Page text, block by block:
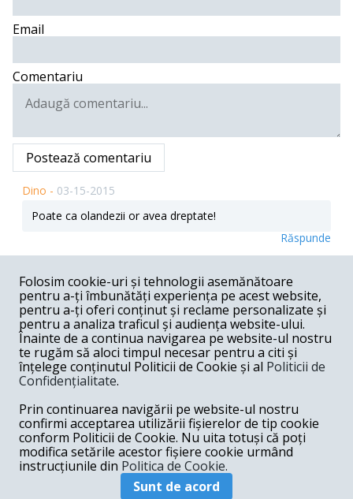
Email
Comentariu
Postează comentariu
Dino - 03-15-2015
Poate ca olandezii or avea dreptate!
Răspunde
Olandezii sunt printre cei mai realisti observatori ai
realitatilor romanesti...Cum sa fie de acord cu integrarea
noastra in schenghen...cind in ultimii 10 ani am avut un
presedinte seful mafiei...care si-a creeat un sistem
securist de politie politica flosit la inlaturarea opozantilor
si adversarilor...la manipulari si dezinformari interne si
externe...fabricindu-si o aura de creator si aparator al
statului de drept...Mai nou folosindu-se acelasi aparat
trecut controversat...care a preluat din mers penalii
basisti si fondurile ilicite ale acestora...Culminind cu
hotarirea expresa si deosebit de ferma de a le preda
puterea totala...Deci cum sa poata avea cineva incredere
in impostori si mafioti...???...
Folosim cookie-uri și tehnologii asemănătoare
pentru a-ți îmbunătăți experiența pe acest website,
pentru a-ți oferi conținut și reclame personalizate și
pentru a analiza traficul și audiența website-ului.
Înainte de a continua navigarea pe website-ul nostru
te rugăm să aloci timpul necesar pentru a citi și
înțelege conținutul Politicii de Cookie și al Politicii de
Confidențialitate.
Prin continuarea navigării pe website-ul nostru
confirmi acceptarea utilizării fișierelor de tip cookie
conform Politicii de Cookie. Nu uita totuși că poți
modifica setările acestor fișiere cookie urmând
instrucțiunile din Politica de Cookie.
Sunt de acord